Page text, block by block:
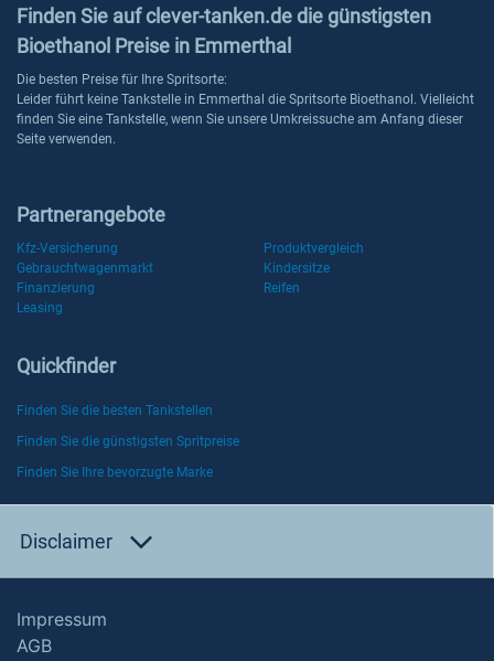
Finden Sie auf clever-tanken.de die günstigsten
Bioethanol Preise in Emmerthal
Die besten Preise für Ihre Spritsorte:
Leider führt keine Tankstelle in Emmerthal die Spritsorte Bioethanol. Vielleicht
finden Sie eine Tankstelle, wenn Sie unsere Umkreissuche am Anfang dieser
Seite verwenden.
Partnerangebote
Kfz-Versicherung
Produktvergleich
Gebrauchtwagenmarkt
Kindersitze
Finanzierung
Reifen
Leasing
Quickfinder
Finden Sie die besten Tankstellen
Finden Sie die günstigsten Spritpreise
Finden Sie Ihre bevorzugte Marke
Disclaimer
Impressum
AGB